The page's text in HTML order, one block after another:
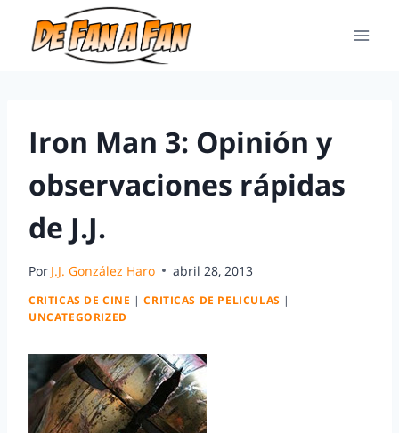
Iron Man 3: Opinión y
observaciones rápidas
de J.J.
Por J.J. González Haro abril 28, 2013
CRITICAS DE CINE |CRITICAS DE PELICULAS |
UNCATEGORIZED